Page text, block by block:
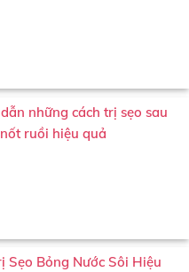
những cách trị sẹo sau
ruồi hiệu quả
Sẹo Bỏng Nước Sôi Hiệu